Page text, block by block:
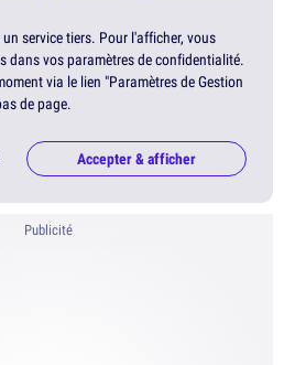
service tiers. Pour l'afficher, vous
dans vos paramètres de confidentialité.
via le lien "Paramètres de Gestion
de page.
Accepter & afficher
Publicité